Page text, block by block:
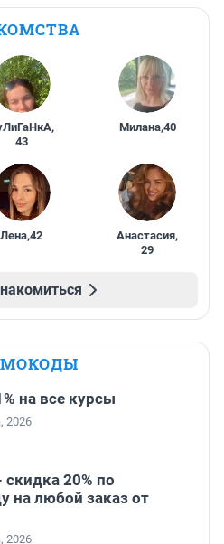
,
43
Милана,40
Лена,42 Анастасия,
29
на все курсы
2026
скидка 20% по
на любой заказ от
2026